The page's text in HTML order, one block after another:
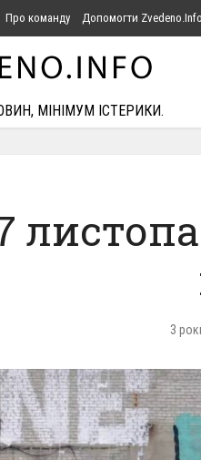
Про команду Допомогти Zvedeno.Info
МІНІМУМ ІСТЕРИКИ.
3